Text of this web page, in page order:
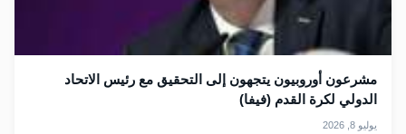
مشرعون أوروبيون يتجهون إلى التحقيق مع رئيس الاتحاد
الدولي لكرة القدم (فيفا)
يوليو 8, 2026